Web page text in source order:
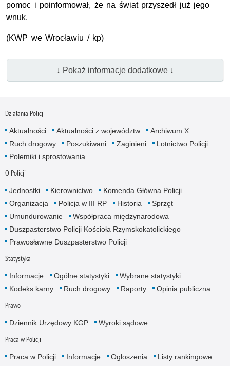
pomoc i poinformował, że na świat przyszedł już jego
wnuk.
(KWP we Wrocławiu / kp)
↓ Pokaż informacje dodatkowe ↓
Działania Policji
Aktualności Aktualności z województw
Archiwum X
Ruch drogowy
Poszukiwani Zaginieni
Lotnictwo Policji
Polemiki i sprostowania
O Policji
Jednostki Kierownictwo
Komenda Główna Policji
Organizacja
Policja w III RP Historia
Sprzęt
Umundurowanie
Współpraca międzynarodowa
Duszpasterstwo Policji Kościoła Rzymskokatolickiego
Prawosławne Duszpasterstwo Policji
Statystyka
Informacje Ogólne statystyki
Wybrane statystyki
Kodeks karny
Ruch drogowy Raporty Opinia publiczna
Prawo
Dziennik Urzędowy KGP Wyroki sądowe
Praca w Policji
Praca w Policji Informacje Ogłoszenia
Listy rankingowe